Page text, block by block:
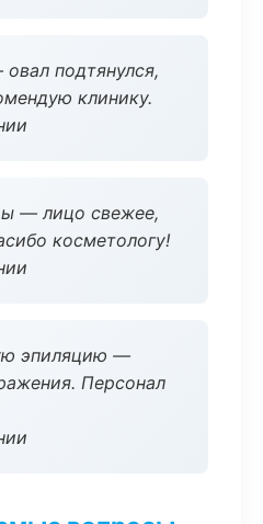
подтянулся,
клинику.
— лицо свежее,
косметологу!
эпиляцию —
Персонал